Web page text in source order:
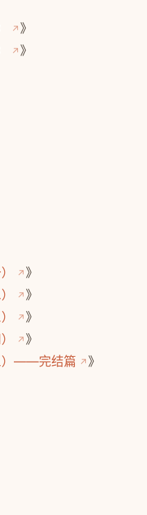
》
》
》
》
》
》
）——完结篇
》